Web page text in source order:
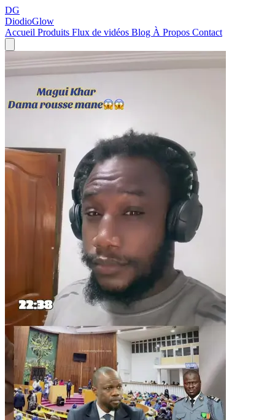
DG
DiodioGlow
Accueil Produits Flux de vidéos Blog À Propos Contact